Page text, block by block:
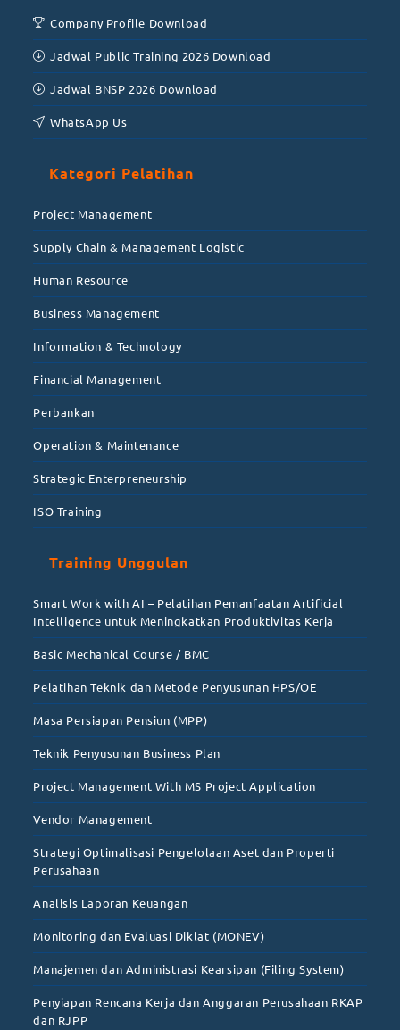
Company Profile Download
Jadwal Public Training 2026 Download
Jadwal BNSP 2026 Download
WhatsApp Us
Kategori Pelatihan
Project Management
Supply Chain & Management Logistic
Human Resource
Business Management
Information & Technology
Financial Management
Perbankan
Operation & Maintenance
Strategic Enterpreneurship
ISO Training
Training Unggulan
Smart Work with AI – Pelatihan Pemanfaatan Artificial
Intelligence untuk Meningkatkan Produktivitas Kerja
Basic Mechanical Course / BMC
Pelatihan Teknik dan Metode Penyusunan HPS/OE
Masa Persiapan Pensiun (MPP)
Teknik Penyusunan Business Plan
Project Management With MS Project Application
Vendor Management
Strategi Optimalisasi Pengelolaan Aset dan Properti
Perusahaan
Analisis Laporan Keuangan
Monitoring dan Evaluasi Diklat (MONEV)
Manajemen dan Administrasi Kearsipan (Filing System)
Penyiapan Rencana Kerja dan Anggaran Perusahaan RKAP
dan RJPP